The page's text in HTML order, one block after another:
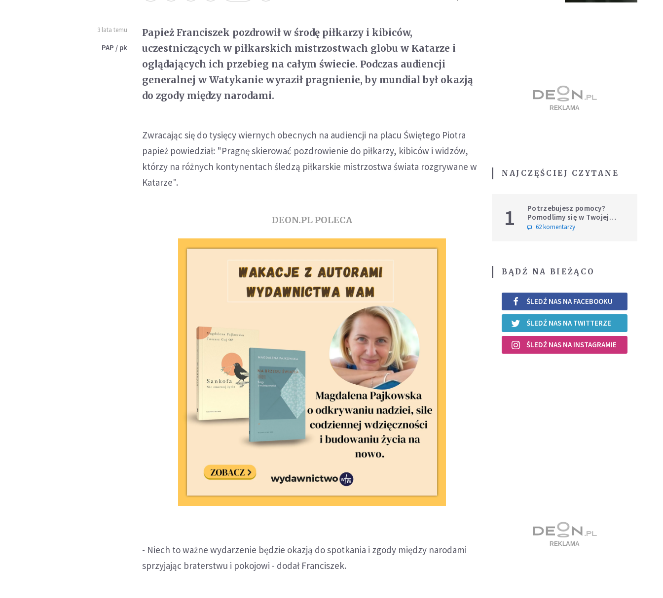
3 lata temu
PAP / pk
Papież Franciszek pozdrowił w środę piłkarzy i kibiców,
uczestniczących w piłkarskich mistrzostwach globu w Katarze i
oglądających ich przebieg na całym świecie. Podczas audiencji
generalnej w Watykanie wyraził pragnienie, by mundial był okazją
do zgody między narodami.
Zwracając się do tysięcy wiernych obecnych na audiencji na placu Świętego Piotra
papież powiedział: "Pragnę skierować pozdrowienie do piłkarzy, kibiców i widzów,
którzy na różnych kontynentach śledzą piłkarskie mistrzostwa świata rozgrywane w
Katarze".
DEON.PL POLECA
- Niech to ważne wydarzenie będzie okazją do spotkania i zgody między narodami
sprzyjając braterstwu i pokojowi - dodał Franciszek.
NAJCZĘŚCIEJ CZYTANE
1
Potrzebujesz pomocy?
Pomodlimy się w Twojej
intencji
62 komentarzy
BĄDŹ NA BIEŻĄCO
ŚLEDŹ NAS NA FACEBOOKU
ŚLEDŹ NAS NA TWITTERZE
ŚLEDŹ NAS NA INSTAGRAMIE